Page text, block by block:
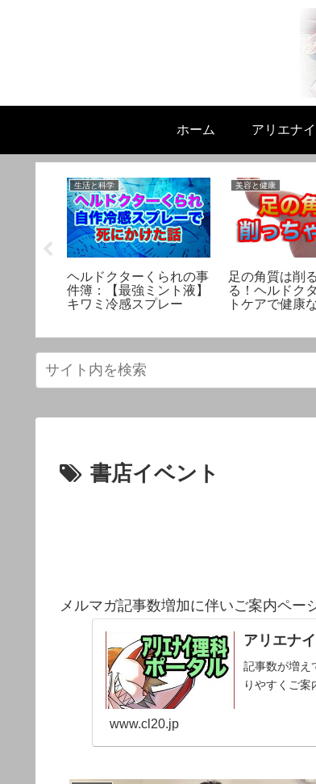
ホーム アリエナ
生活と科学
ヘルドクターくられの事
件簿：【最強ミント液】
キワミ冷感スプレー
美容と健康
足の角質は削
る！ヘルドク
トケアで健康
書店イベント
メルマガ記事数増加に伴いご案内ペー
アリエナ
記事数が増え
りやすくご案
www.cl20.jp